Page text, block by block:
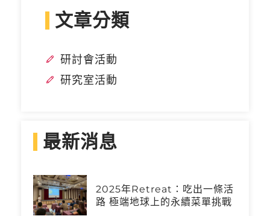
文章分類
研討會活動
研究室活動
最新消息
2025年Retreat：吃出一條活
路 極端地球上的永續菜單挑戰